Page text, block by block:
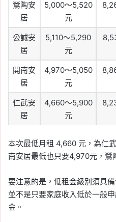
鶯陶安
居
5,000～5,520
元
公誠安
居
5,110～5,290
元
開南安
居
4,970～5,050
元
仁武安
居
4,660～5,900
元
本次最低月租 4,660 元，為仁
南安居最低也只要4,970元，鶯
要注意的是，低租金級別須具
並不是只要家庭收入低於一般
金。